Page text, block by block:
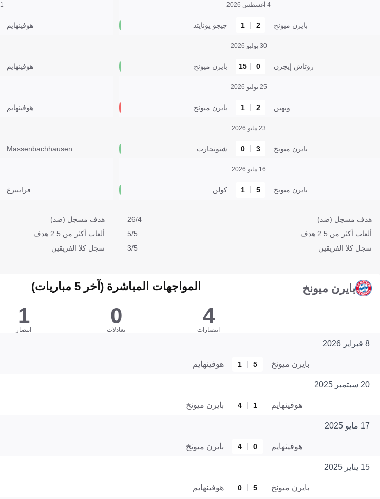
4 أغسطس 2026
بايرن ميونخ 2
1 جيجو يونايتد
30 يوليو 2026
روتاش إيجرن 0
15 بايرن ميونخ
25 يوليو 2026
ويهين 2
1 بايرن ميونخ
23 مايو 2026
بايرن ميونخ 3
0 شتوتجارت
16 مايو 2026
بايرن ميونخ 5
1 كولن
هدف مسجل (ضد)
26/4
ألعاب أكثر من 2.5 هدف
5/5
سجل كلا الفريقين
3/5
1 أغسطس 2026
هوفينهايم
هوفينهايم
هوفينهايم
Massenbachhausen
فرايبيرغ
هدف مسجل (ضد)
ألعاب أكثر من 2.5 هدف
سجل كلا الفريقين
بايرن ميونخ المواجهات المباشرة (آخر 5 مباريات)
4
انتصارات
0
تعادلات
1
انتصار
8 فبراير 2026
بايرن ميونخ 5
1 هوفينهايم
20 سبتمبر 2025
هوفينهايم 1
4 بايرن ميونخ
17 مايو 2025
هوفينهايم 0
4 بايرن ميونخ
15 يناير 2025
بايرن ميونخ 5
0 هوفينهايم